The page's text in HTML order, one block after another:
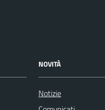
NOVITÀ
Notizie